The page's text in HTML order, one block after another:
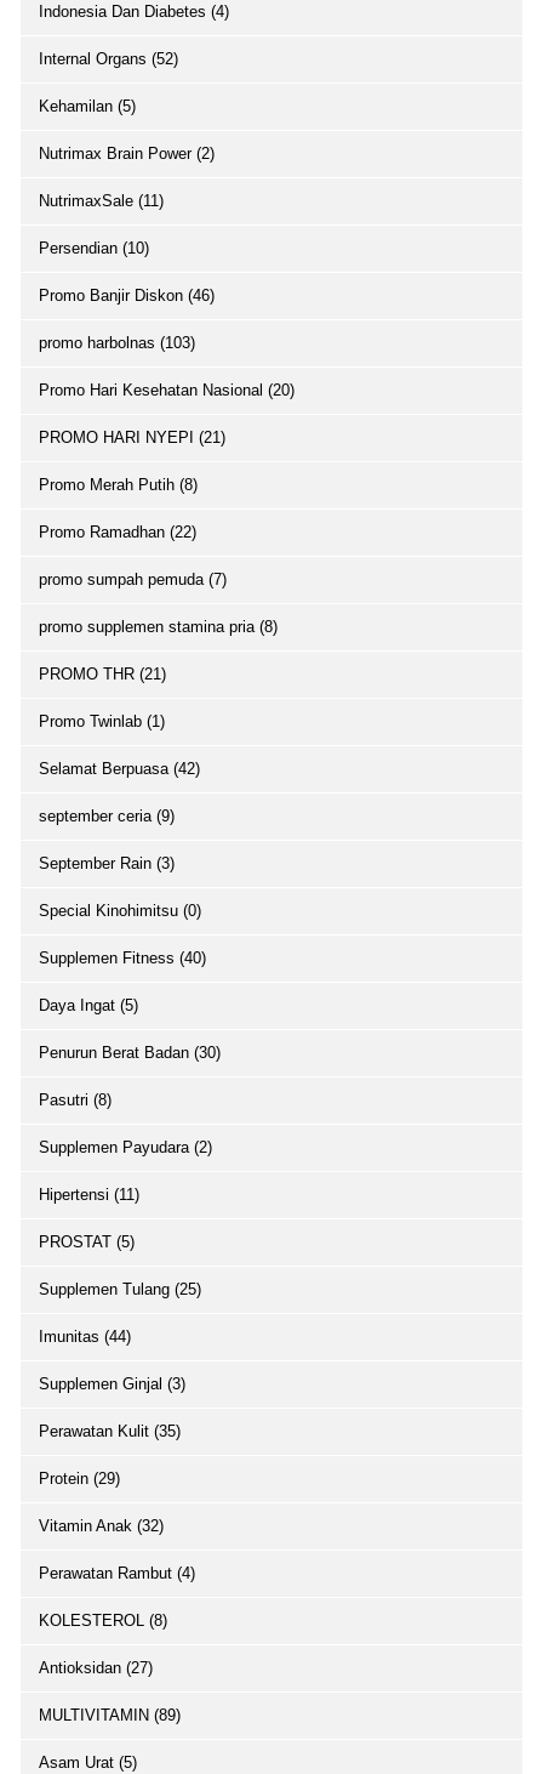
Indonesia Dan Diabetes (4)
Internal Organs (52)
Kehamilan (5)
Nutrimax Brain Power (2)
NutrimaxSale (11)
Persendian (10)
Promo Banjir Diskon (46)
promo harbolnas (103)
Promo Hari Kesehatan Nasional (20)
PROMO HARI NYEPI (21)
Promo Merah Putih (8)
Promo Ramadhan (22)
promo sumpah pemuda (7)
promo supplemen stamina pria (8)
PROMO THR (21)
Promo Twinlab (1)
Selamat Berpuasa (42)
september ceria (9)
September Rain (3)
Special Kinohimitsu (0)
Supplemen Fitness (40)
Daya Ingat (5)
Penurun Berat Badan (30)
Pasutri (8)
Supplemen Payudara (2)
Hipertensi (11)
PROSTAT (5)
Supplemen Tulang (25)
Imunitas (44)
Supplemen Ginjal (3)
Perawatan Kulit (35)
Protein (29)
Vitamin Anak (32)
Perawatan Rambut (4)
KOLESTEROL (8)
Antioksidan (27)
MULTIVITAMIN (89)
Asam Urat (5)